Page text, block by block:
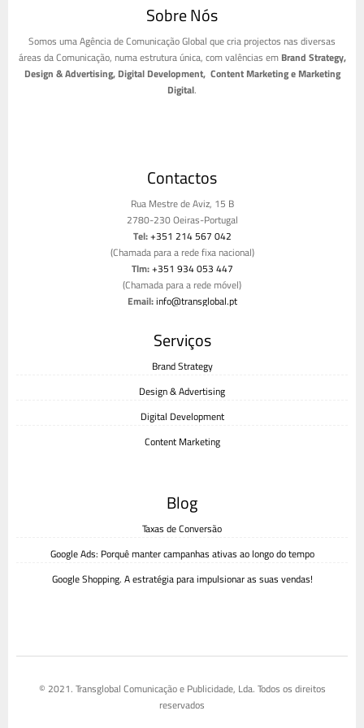
Sobre Nós
Somos uma Agência de Comunicação Global que cria projectos nas diversas
áreas da Comunicação, numa estrutura única, com valências em Brand Strategy,
Design & Advertising, Digital Development, Content Marketing e Marketing
Digital.
Contactos
Rua Mestre de Aviz, 15 B
2780-230 Oeiras-Portugal
Tel:+351 214 567 042
(Chamada para a rede fixa nacional)
Tlm:+351 934 053 447
(Chamada para a rede móvel)
Email:info@transglobal.pt
Serviços
Brand Strategy
Design & Advertising
Digital Development
Content Marketing
Blog
Taxas de Conversão
Google Ads: Porquê manter campanhas ativas ao longo do tempo
Google Shopping. A estratégia para impulsionar as suas vendas!
© 2021. Transglobal Comunicação e Publicidade, Lda. Todos os direitos
reservados